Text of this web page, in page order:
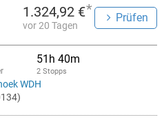
1.324,92 €*
vor 20 Tagen
Prüfen
51h 40m
2 Stopps
WDH